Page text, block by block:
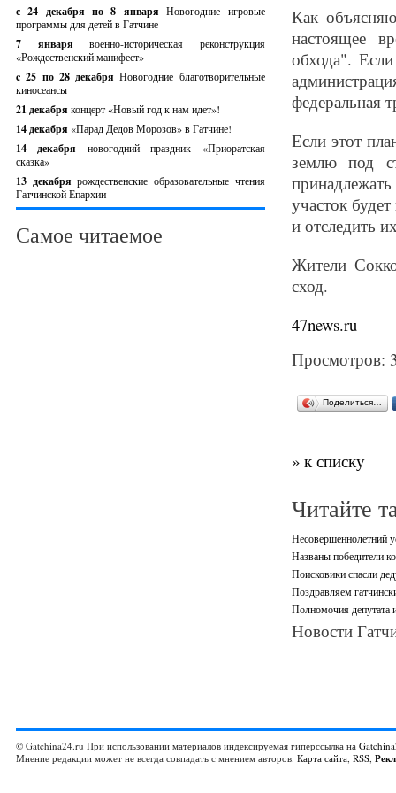
с 24 декабря по 8 январяНовогодние игровые
программы для детей в Гатчине
7 январявоенно-историческая реконструкция
«Рождественский манифест»
c 25 по 28 декабряНовогодние благотворительные
киносеансы
21 декабря концерт «Новый год к нам идет»!
14 декабря «Парад Дедов Морозов» в Гатчине!
14 декабря новогодний праздник «Приоратская
сказка»
13 декабрярождественские образовательные чтения
Гатчинской Епархии
Самое читаемое
Как
настоящее
обхода".
федеральная
Если этот
землю под
участок
и отследить
Жители
сход.
47news.ru
Просмотров:
Поделиться…
» к списку
Читайте
Несовершеннолетний
Названы победители
Поисковики спасли
Поздравляем
Полномочия депутата
Новости
© Gatchina24.ru При использовании материалов индексируемая гиперссылка на
Мнение редакции может не всегда совпадать с мнением авторов. Карта сайта, RSS,